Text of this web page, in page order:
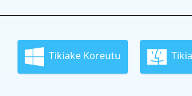
Tikiake Koreutu